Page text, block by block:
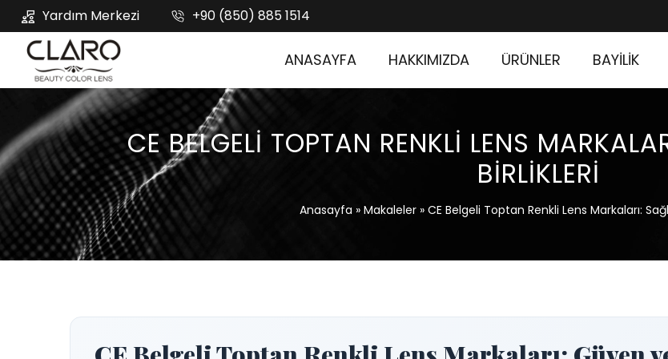
Yardım Merkezi +90 (850) 885 1514
ANASAYFA HAKKIMIZDA ÜRÜNLER BAYİLİK
CE BELGELI TOPTAN RENKLI LENS
BIRLIKLERI
Anasayfa » Makaleler» CE Belgeli Toptan Renkli Lens Markaları: